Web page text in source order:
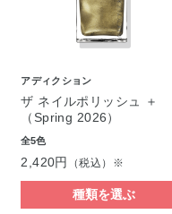
アディクション
ザ ネイルポリッシュ ＋
（Spring 2026）
全5色
2,420円 （税込）※
種類を選ぶ